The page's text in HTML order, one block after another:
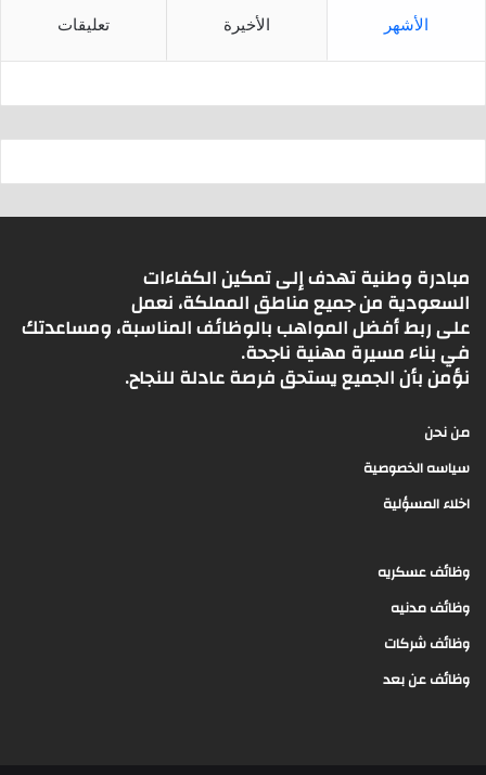
الأشهر الأخيرة تعليقات
مبادرة وطنية تهدف إلى تمكين الكفاءات
السعودية من جميع مناطق المملكة، نعمل
على ربط أفضل المواهب بالوظائف المناسبة، ومساعدتك
في بناء مسيرة مهنية ناجحة.
نؤمن بأن الجميع يستحق فرصة عادلة للنجاح.
من نحن
سياسه الخصوصية
اخلاء المسؤلية
وظائف عسكريه
وظائف مدنيه
وظائف شركات
وظائف عن بعد